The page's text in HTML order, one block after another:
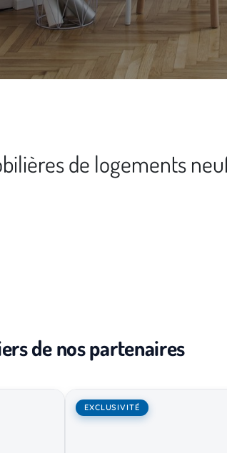
de logements
de nos partenaires
EXCLUSIVITÉ